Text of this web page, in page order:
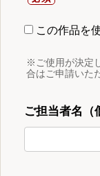
この作品を
※ご使用が決定
合はご申請いた
ご担当者名（